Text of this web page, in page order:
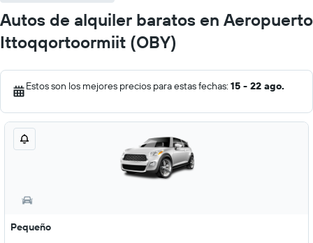
Autos de alquiler baratos en Aeropuerto
Ittoqqortoormiit (OBY)
Estos son los mejores precios para estas fechas: 15 - 22 ago.
Pequeño